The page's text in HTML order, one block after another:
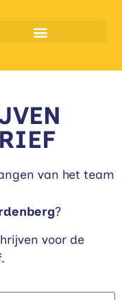
van het team
?
voor de